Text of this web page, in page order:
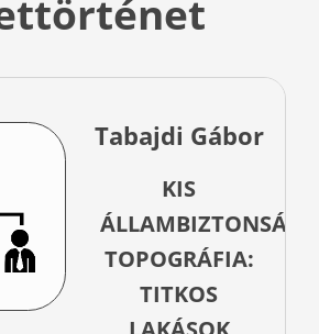
Tabajdi Gábor
KIS
ÁLLAMBIZTONSÁGI
TOPOGRÁFIA:
TITKOS